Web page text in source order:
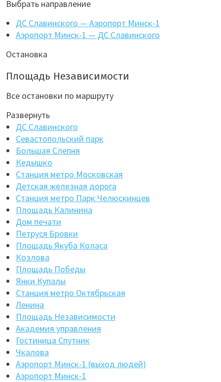
Выбрать направление
ДС Славинского — Аэропорт Минск-1
Аэропорт Минск-1 — ДС Славинского
Остановка
Площадь Независимости
Все остановки по маршруту
Развернуть
ДС Славинского
Севастопольский парк
Большая Слепня
Кедышко
Станция метро Московская
Детская железная дорога
Станция метро Парк Челюскинцев
Площадь Калинина
Дом печати
Петруся Бровки
Площадь Якуба Коласа
Козлова
Площадь Победы
Янки Купалы
Станция метро Октябрьская
Ленина
Площадь Независимости
Академия управления
Гостиница Спутник
Чкалова
Аэропорт Минск-1 (выход людей)
Аэропорт Минск-1